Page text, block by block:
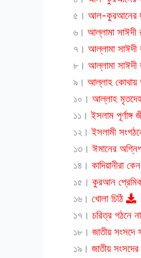
৫। আল-কুরআনের
৬। আল্লামা সাঈদী
৭। আল্লামা সাঈদী
৮। আল্লামা সাঈদী
৯। আল্লাহ
১০। আল্লাহ
১১।ইসলাম পূর্ণাঙ্গ
১২।ইসলামী
১৩। ঈমানের
১৪। কাদিয়ানীরা
১৫। কুরআন প্রেমিক
১৬। খোলা চিঠি
১৭। চরিত্র গঠনে
১৮। জাতীয় সংসদে
১৯। জাতীয়